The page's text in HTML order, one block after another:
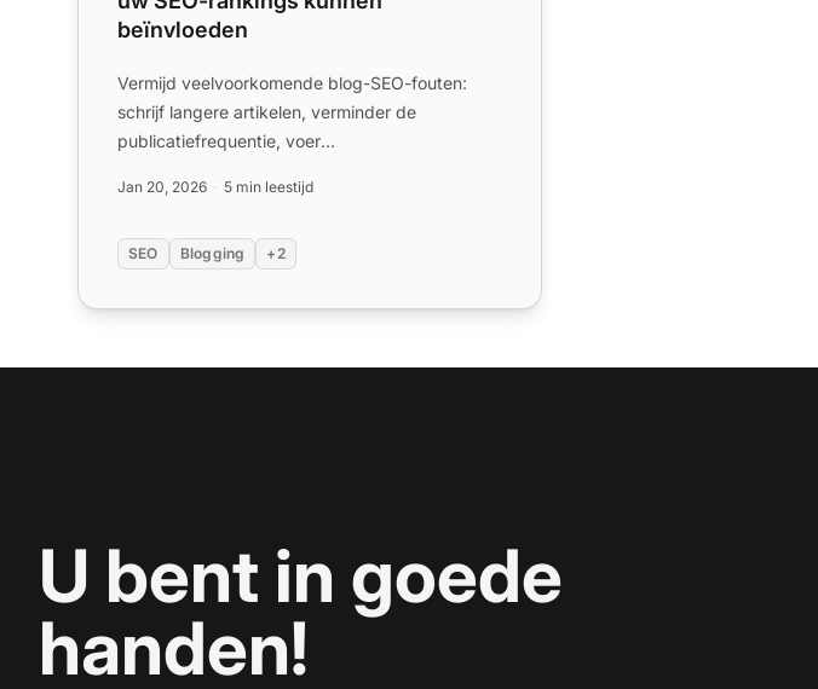
beïnvloeden
Vermijd veelvoorkomende blog-SEO-fouten:
schrijf langere artikelen, verminder de
publicatiefrequentie, voer
sleutelwoordstuff...
Jan 20, 2026 5 min leestijd
SEO Blogging +2
U bent in goede
handen!